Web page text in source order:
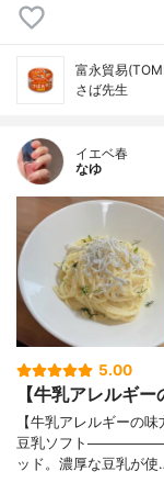
富永貿易
さば先生
イエベ春
なゆ
5.00
【牛乳アレルギ
【牛乳アレルギーの
豆乳ソフト
ッド。濃厚な豆乳が使